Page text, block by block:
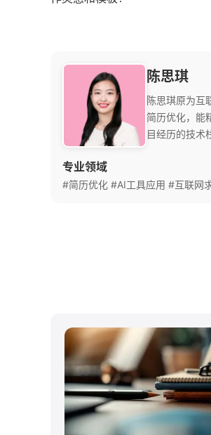
陈思琪
陈思琪原为互
简历优化，能精准把握互联
目经历的技术
专业领域
#简历优化 #AI工具应用 #互联网